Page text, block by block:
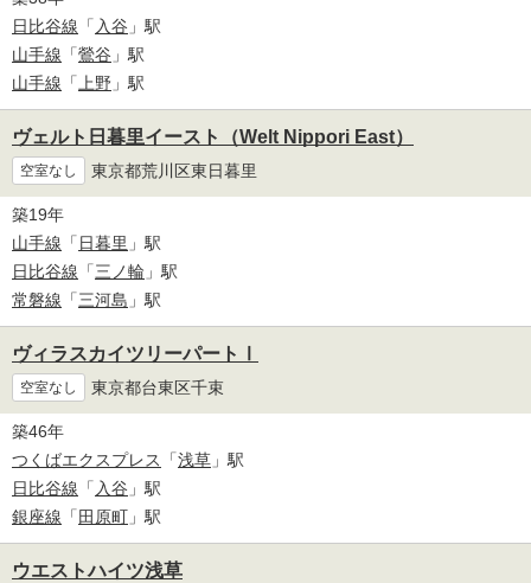
日比谷線 「 入谷 」駅
山手線 「鶯谷 」駅
山手線 「 上野 」駅
ヴェルト日暮里イースト（Welt Nippori East）
空室なし 東京都荒川区東日暮里
築19年
山手線 「 日暮里 」駅
日比谷線 「三ノ輪 」駅
常磐線 「三河島 」駅
ヴィラスカイツリーパートⅠ
空室なし 東京都台東区千束
築46年
つくばエクスプレス
「浅草 」駅
日比谷線 「 入谷 」駅
銀座線 「 田原町 」駅
ウエストハイツ浅草